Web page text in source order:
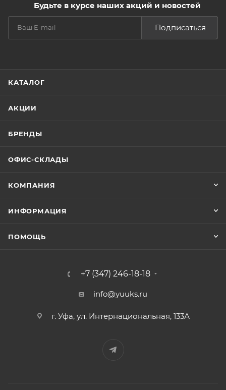
Будьте в курсе наших акций и новостей
Подписаться
КАТАЛОГ
АКЦИИ
БРЕНДЫ
ОФИС-СКЛАДЫ
КОМПАНИЯ
ИНФОРМАЦИЯ
ПОМОЩЬ
+7 (347) 246-18-18
info@yuuks.ru
г. Уфа, ул. Интернациональная, 133А